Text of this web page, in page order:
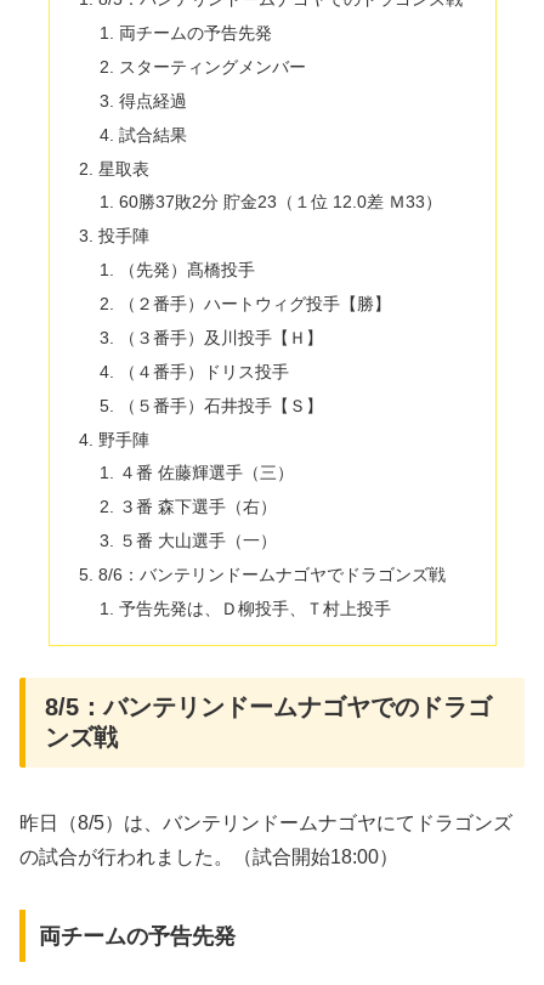
両チームの予告先発
スターティングメンバー
得点経過
試合結果
星取表
60勝37敗2分 貯金23（１位 12.0差 Ｍ33）
投手陣
（先発）髙橋投手
（２番手）ハートウィグ投手【勝】
（３番手）及川投手【Ｈ】
（４番手）ドリス投手
（５番手）石井投手【Ｓ】
野手陣
４番 佐藤輝選手（三）
３番 森下選手（右）
５番 大山選手（一）
8/6：バンテリンドームナゴヤでドラゴンズ戦
予告先発は、Ｄ柳投手、Ｔ村上投手
8/5：バンテリンドームナゴヤでのドラゴ
ンズ戦
昨日（8/5）は、バンテリンドームナゴヤにてドラゴンズ
の試合が行われました。（試合開始18:00）
両チームの予告先発